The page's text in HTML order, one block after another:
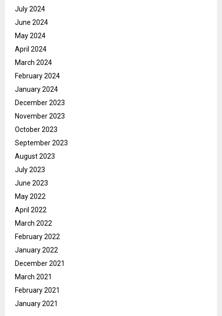
July 2024
June 2024
May 2024
April 2024
March 2024
February 2024
January 2024
December 2023
November 2023
October 2023
September 2023
August 2023
July 2023
June 2023
May 2022
April 2022
March 2022
February 2022
January 2022
December 2021
March 2021
February 2021
January 2021